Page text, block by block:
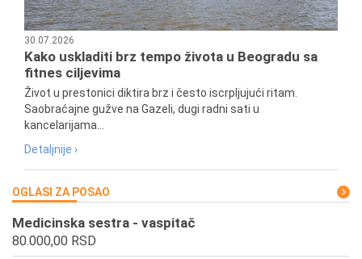
30.07.2026
Kako uskladiti brz tempo života u Beogradu sa
fitnes ciljevima
Život u prestonici diktira brz i često iscrpljujući ritam.
Saobraćajne gužve na Gazeli, dugi radni sati u
kancelarijama...
Detaljnije ›
OGLASI ZA POSAO
Medicinska sestra - vaspitač
80.000,00 RSD